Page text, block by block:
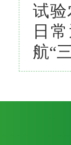
试
日
航“